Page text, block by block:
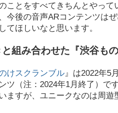
ことをすべてきちんとやっ
今後の音声ARコンテンツは
てほしいなと思います。
組み合わせた『渋谷も
けスクランブル 』は2022年5
ツ（注：2024年1月終了）で
ますが、ユニークなのは周